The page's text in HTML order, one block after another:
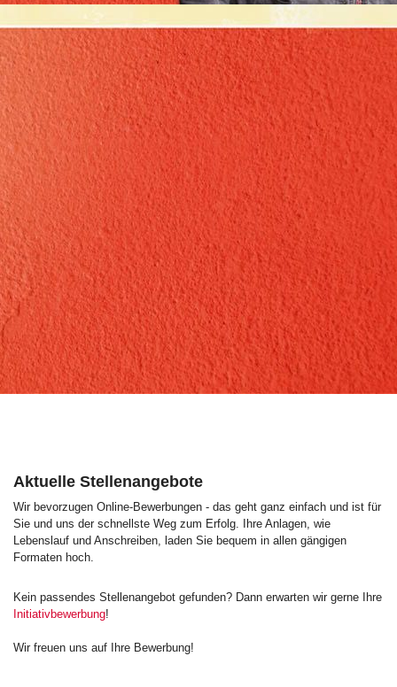
Aktuelle Stellenangebote
Wir bevorzugen Online-Bewerbungen - das geht ganz einfach und ist für
Sie und uns der schnellste Weg zum Erfolg. Ihre Anlagen, wie
Lebenslauf und Anschreiben, laden Sie bequem in allen gängigen
Formaten hoch.
Kein passendes Stellenangebot gefunden? Dann erwarten wir gerne Ihre
Initiativbewerbung!
Wir freuen uns auf Ihre Bewerbung!